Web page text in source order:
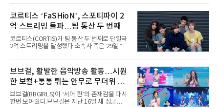
정적인 실력을 입증했고, 올해 '2026 어썸뮤직
페스티벌', '뷰티풀 민트 라이프 2026', '2026
heart(와일드 하트)’라는 제목이 붙은 콘셉트 포
토에는 멤버들의 본능적이고 야성적인 면모가
강렬하게 담겼다. 짙은 아이섀도와 푸른빛·금빛·
붉은빛의 컬러 렌즈가 비현실적인 분위기를 자
아내고, 여러 원색이 불규칙하게 뒤섞인 멀티컬
러 헤어와 과감한 블루·블랙 립 메이크업이 낯설
고도 매혹적인 비주얼을 완성했다.스타일링 역
엣을 거침없이 결합했다. 멤버들은 각기 다른 개
성을 살린 스타일링을 선
코르티스 ‘FaSHioN’, 스포티파이 2
억 스트리밍 돌파…팀 통산 두 번째
코르티스(CORTIS)가 팀 통산 두 번째로 단일곡
2억 스트리밍을 달성했다.소속사 측은 29일 “코
벌 오디오·음원 스트리밍 플랫폼 스포티파이에
서 27일 자로 누적 재생 수 2억 회를 돌파했
다”고 밝혔다.곡이 발표된 지 약 10개월 만이다.
팀의 첫 번째 2억 스트리밍 곡은 동일 음반에 수
록된 ‘GO!’다. 이 노래는 공개 약 9개월 만인 지
난달 26일 자에 2억 고지를 밟았다. 이는 최근 5
년 내 데뷔한 보이그룹의 곡 중 최단기 2억 달성
브브걸, 활발한 음악방송 활동…시원
한 보컬+통통 튀는 안무로 무더위 사
냥
브브걸(BBGIRLS)이 ‘서머 퀸’의 존재감을 다시
한번 보여줬다.브브걸은 지난 16일 새 싱글